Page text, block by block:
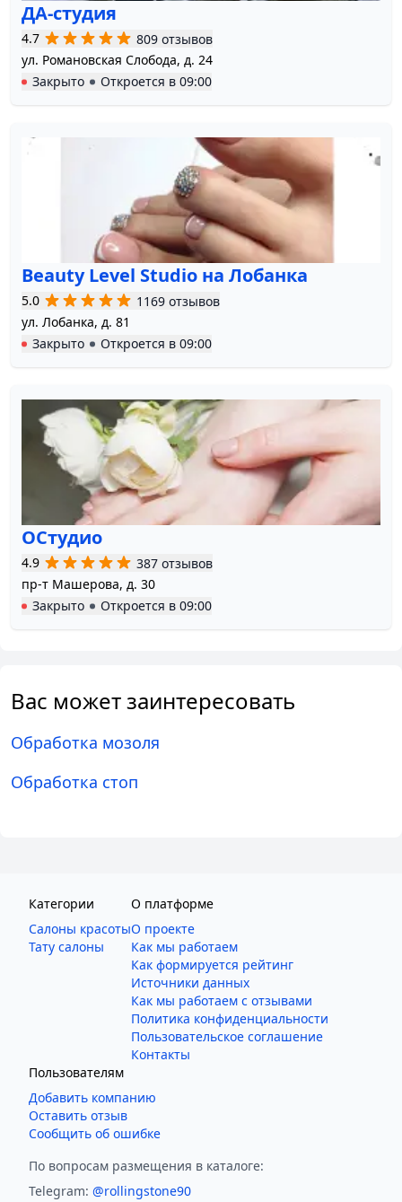
ДА-студия
4.7
809 отзывов
ул. Романовская Слобода, д. 24
Закрыто
Откроется в 09:00
Beauty Level Studio на Лобанка
5.0
1169 отзывов
ул. Лобанка, д. 81
Закрыто
Откроется в 09:00
ОСтудио
4.9
387 отзывов
пр-т Машерова, д. 30
Закрыто
Откроется в 09:00
Вас может заинтересовать
Обработка мозоля
Обработка стоп
Категории
Салоны красоты
Тату салоны
О платформе
О проекте
Как мы работаем
Как формируется рейтинг
Источники данных
Как мы работаем с отзывами
Политика конфиденциальности
Пользовательское соглашение
Контакты
Пользователям
Добавить компанию
Оставить отзыв
Сообщить об ошибке
По вопросам размещения в каталоге:
Telegram: @rollingstone90